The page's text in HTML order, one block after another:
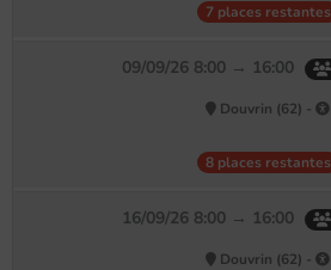
7 places restantes
09/09/26 8:00 → 16:00
Douvrin (62) -
8 places restantes
16/09/26 8:00 → 16:00
Douvrin (62) -